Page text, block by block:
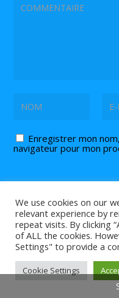
Enregistrer mon
navigateur pour mon
© 2026 Tout ce que
leping pong
Agenda |
We use cookies on our
relevant experience by
repeat visits. By clicking
of ALL the cookies.
Settings" to provide a
Cookie Settings